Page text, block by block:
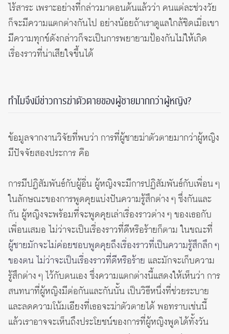
ไร้สาระ เพราะอย่างที่กล่าวมาตอนต้นแล้วว่า คนแต่ละช่วงวัย
ก็จะมีความแตกต่างกันไป อย่างน้อยถ้าเราดูแลใกล้ชิดเมื่อเขา
มีความทุกข์ดังกล่าวก็จะเป็นการพยายามป้องกันไม่ให้เกิด
เรื่องราวที่น่าเสียใจขึ้นได้
ทำไมจึงมีข่าวการฆ่าตัวตายของผู้ชายมากกว่าผู้หญิง?
ข้อมูลจากงานวิจัยที่พบว่า การที่ผู้ชายฆ่าตัวตายมากว่าผู้หญิง
มีปัจจัยสองประการ คือ
การมีปฏิสัมพันธ์กับผู้อื่น ผู้หญิงจะมีการปฏิสัมพันธ์กับเพื่อน ๆ
ในลักษณะของการพูดคุยแบ่งปันความรู้สึกต่าง ๆ ซึ่งกันและ
กัน ผู้หญิงจะพร้อมที่จะพูดคุยเล่าเรื่องราวต่าง ๆ ของเธอกับ
เพื่อนเสมอ ไม่ว่าจะเป็นเรื่องราวที่ดีหรือร้ายก็ตาม ในขณะที่
ผู้ชายมักจะไม่ค่อยชอบพูดคุยถึงเรื่องราวที่เป็นความรู้สึกลึก ๆ
ของตน ไม่ว่าจะเป็นเรื่องราวที่ดีหรือร้าย และมักจะเก็บความ
รู้สึกต่าง ๆ ไว้กับตนเอง ซึ่งความแตกต่างนี้แสดงให้เห็นว่า การ
สนทนาที่ผู้หญิงมีต่อกันและกันนั้น เป็นวิธีหนึ่งที่ช่วยระบาย
และลดความโน้มเอียงที่เธอจะฆ่าตัวตายได้ พอทราบเช่นนี้
แล้วเราอาจจะเห็นถึงประโยชน์ของการที่ผู้หญิงพูดได้ทั้งวัน